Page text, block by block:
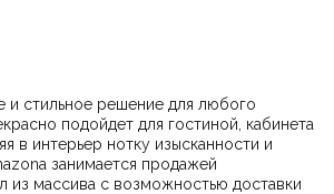
и стильное решение для любого
подойдет для гостиной, кабинета
в интерьер нотку изысканности и
из массива с возможностью доставки